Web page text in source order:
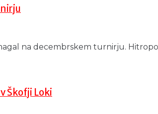
na decembrskem turnirju.
Škofji Loki